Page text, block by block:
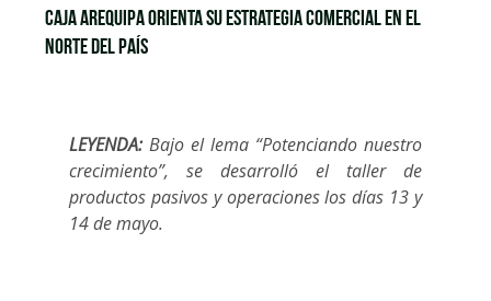
Caja Arequipa Orienta su Estrategia Comercial en el
Norte del País
LEYENDA:Bajo el lema “Potenciando nuestro
crecimiento”, se desarrolló el taller de
productos pasivos y operaciones los días 13 y
14 de mayo.